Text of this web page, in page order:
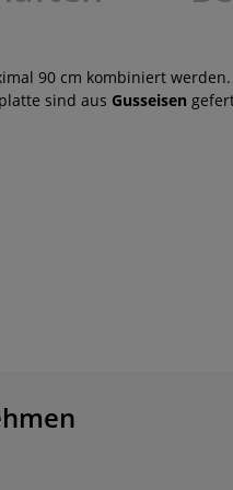
90 cm kombiniert
sind aus Gusseisen